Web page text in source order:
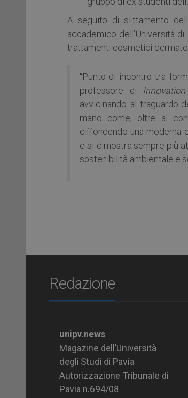
A seguito di slittamento
accademico dell’Università
trattamenti cosmetici
“Punto di incontro tra
professore di
avvicinando al traguardo
mano come, oltre al
diffondendo una moderna
e si dimostra sempre più
sostenibilità ambientale e
Redazione
unipv.news
Magazine dell’Università
degli Studi di Pavia
Autorizzazione Tribunale di
Pavia n.694/08